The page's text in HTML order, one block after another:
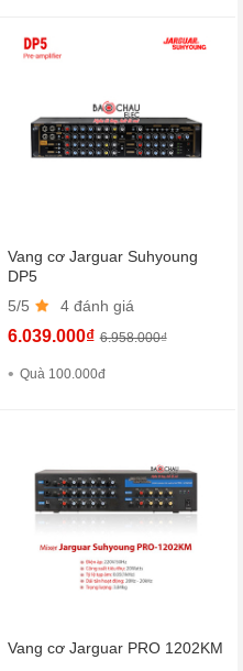
Vang cơ Jarguar Suhyoung
DP5
5/5
4 đánh giá
6.039.000₫ 6.958.000₫
Quà 100.000đ
Vang cơ Jarguar PRO 1202KM